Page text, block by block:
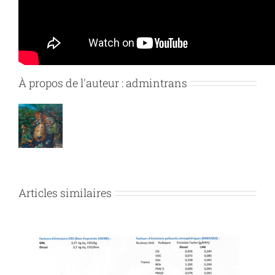
À propos de l'auteur :admintrans
Articles similaires